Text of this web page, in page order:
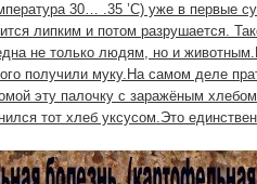
30… .35 ’С) уже в первые
липким и потом разрушается.
не только людям, но и
получили муку.На самом деле
эту палочку с заражёным
тот хлеб уксусом.Это